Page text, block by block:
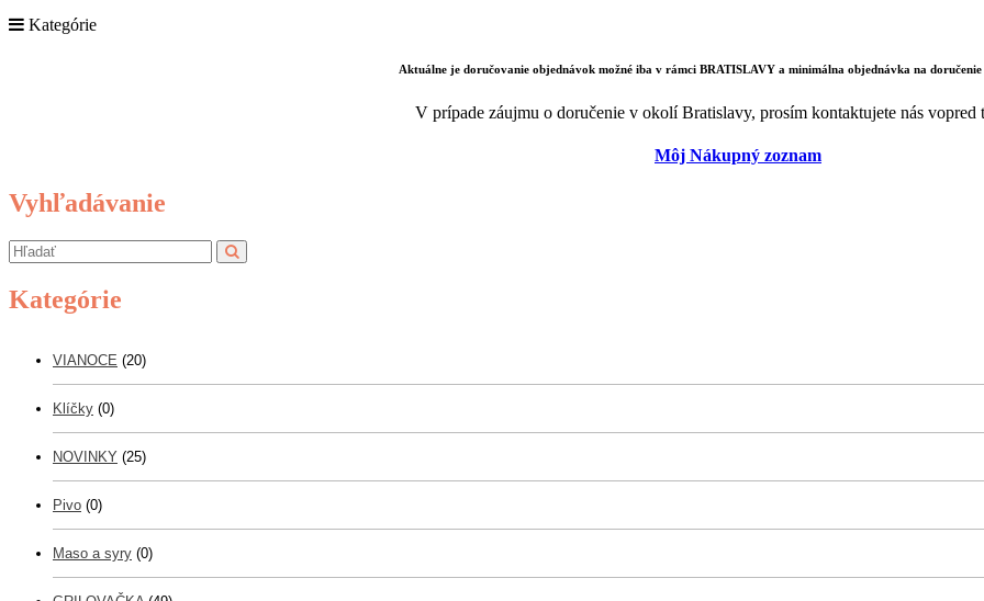
Kategórie
Aktuálne je doručovanie objednávok možné iba v rámci BRATISLAVY a minimálna objednávka na
V prípade záujmu o doručenie v okolí Bratislavy, prosím kontaktujete nás vopred
Môj Nákupný zoznam
Vyhľadávanie
Kategórie
VIANOCE (20)
Klíčky (0)
NOVINKY (25)
Pivo (0)
Maso a syry (0)